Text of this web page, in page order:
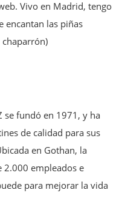
Vivo en Madrid, tengo
encantan las piñas
se fundó en 1971, y ha
de calidad para sus
en Gothan, la
2.000 empleados e
para mejorar la vida